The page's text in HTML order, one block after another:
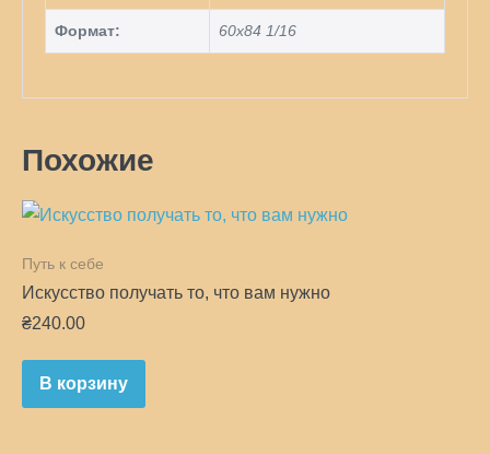
Формат: 60х84 1/16
Похожие
Путь к себе
Искусство получать то, что вам нужно
₴240.00
В корзину